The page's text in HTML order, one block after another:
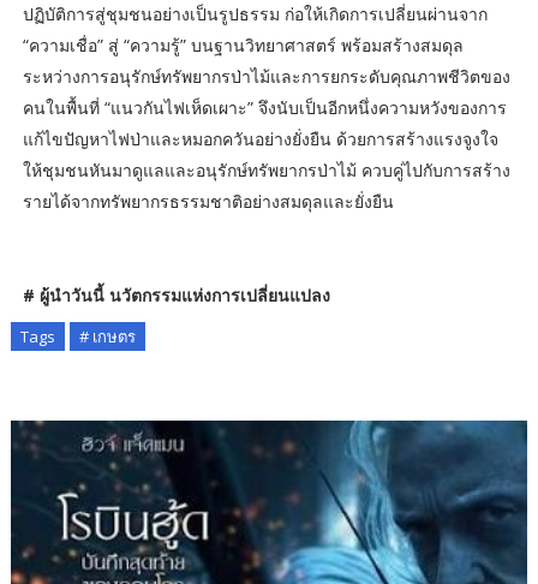
ปฏิบัติการสู่ชุมชนอย่างเป็นรูปธรรม ก่อให้เกิดการเปลี่ยนผ่านจาก
“ความเชื่อ” สู่ “ความรู้” บนฐานวิทยาศาสตร์ พร้อมสร้างสมดุล
ระหว่างการอนุรักษ์ทรัพยากรป่าไม้และการยกระดับคุณภาพชีวิตของ
คนในพื้นที่ “แนวกันไฟเห็ดเผาะ” จึงนับเป็นอีกหนึ่งความหวังของการ
แก้ไขปัญหาไฟป่าและหมอกควันอย่างยั่งยืน ด้วยการสร้างแรงจูงใจ
ให้ชุมชนหันมาดูแลและอนุรักษ์ทรัพยากรป่าไม้ ควบคู่ไปกับการสร้าง
รายได้จากทรัพยากรธรรมชาติอย่างสมดุลและยั่งยืน
# ผู้นำวันนี้ นวัตกรรมแห่งการเปลี่ยนแปลง
Tags # เกษตร